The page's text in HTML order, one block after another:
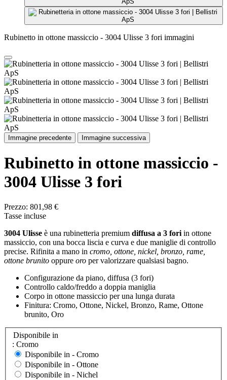
Rubinetto in ottone massiccio - 3004 Ulisse 3 fori immagini
Immagine precedente Immagine successiva
Rubinetto in ottone massiccio -
3004 Ulisse 3 fori
Prezzo: 801,98 €
Tasse incluse
3004 Ulisse è una rubinetteria premium diffusa a 3 fori in ottone
massiccio, con una bocca liscia e curva e due maniglie di controllo
precise. Rifinita a mano in cromo, ottone, nickel, bronzo, rame,
ottone brunito oppure oro per valorizzare qualsiasi bagno.
Configurazione da piano, diffusa (3 fori)
Controllo caldo/freddo a doppia maniglia
Corpo in ottone massiccio per una lunga durata
Finitura: Cromo, Ottone, Nickel, Bronzo, Rame, Ottone
brunito, Oro
Disponibile in
: Cromo
Disponibile in - Cromo
Disponibile in - Ottone
Disponibile in - Nichel